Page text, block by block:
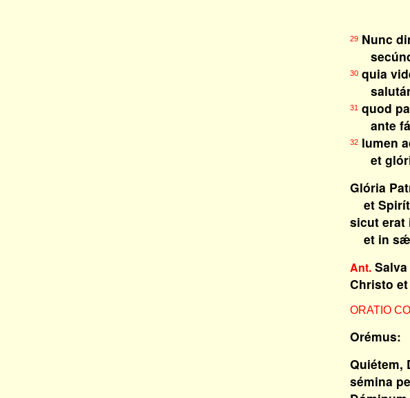
29 Nunc
30 quia
31 quod
ante
32 lumen
et
Glória
et
sicut erat
et in
Ant.
Christo
ORATIO
Orémus:
Quiétem,
sémina